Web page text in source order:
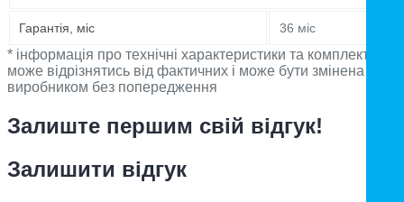
Гарантія, міс 36 міс
* інформація про технічні характеристики та комплектацію
може відрізнятись від фактичних і може бути змінена
виробником без попередження
Залиште першим свій відгук!
Залишити відгук